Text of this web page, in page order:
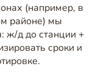
(например, в
районе) мы
ж/д до станции +
сроки и